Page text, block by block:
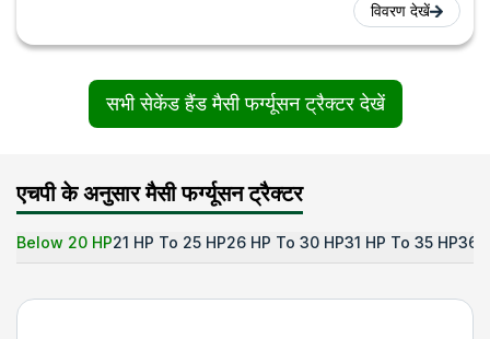
विवरण देखें
सभी सेकेंड हैंड मैसी फर्ग्यूसन ट्रैक्टर देखें
एचपी के अनुसार मैसी फर्ग्यूसन ट्रैक्टर
Below 20 HP21 HP To 25 HP26 HP To 30 HP31 HP To 35 HP36